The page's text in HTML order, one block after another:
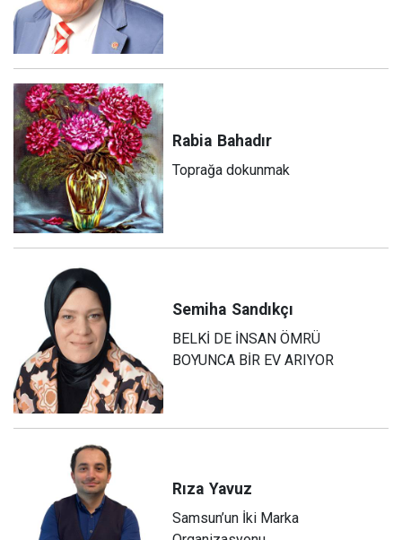
Rabia Bahadır
Toprağa dokunmak
Semiha Sandıkçı
BELKİ DE İNSAN ÖMRÜ
BOYUNCA BİR EV ARIYOR
Rıza Yavuz
Samsun’un İki Marka